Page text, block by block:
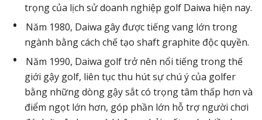
trọng của lịch sử doanh nghiệp golf Daiwa hiện nay.
Năm 1980, Daiwa gây được tiếng vang lớn trong
ngành bằng cách chế tạo shaft graphite độc quyền.
Năm 1990, Daiwa golf trở nên nổi tiếng trong thế
giới gậy golf, liên tục thu hút sự chú ý của golfer
bằng những dòng gậy sắt có trọng tâm thấp hơn và
điểm ngọt lớn hơn, góp phần lớn hỗ trợ người chơi